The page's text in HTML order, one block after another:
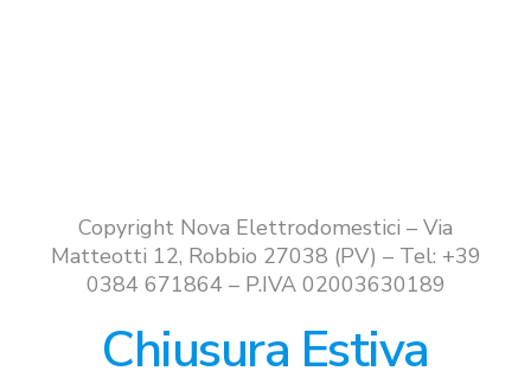
Copyright Nova Elettrodomestici – Via
Matteotti 12, Robbio 27038 (PV) – Tel: +39
0384 671864 – P.IVA 02003630189
Chiusura Estiva